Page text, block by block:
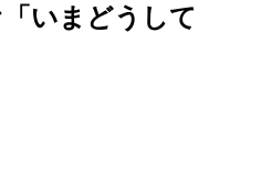
いまどうして